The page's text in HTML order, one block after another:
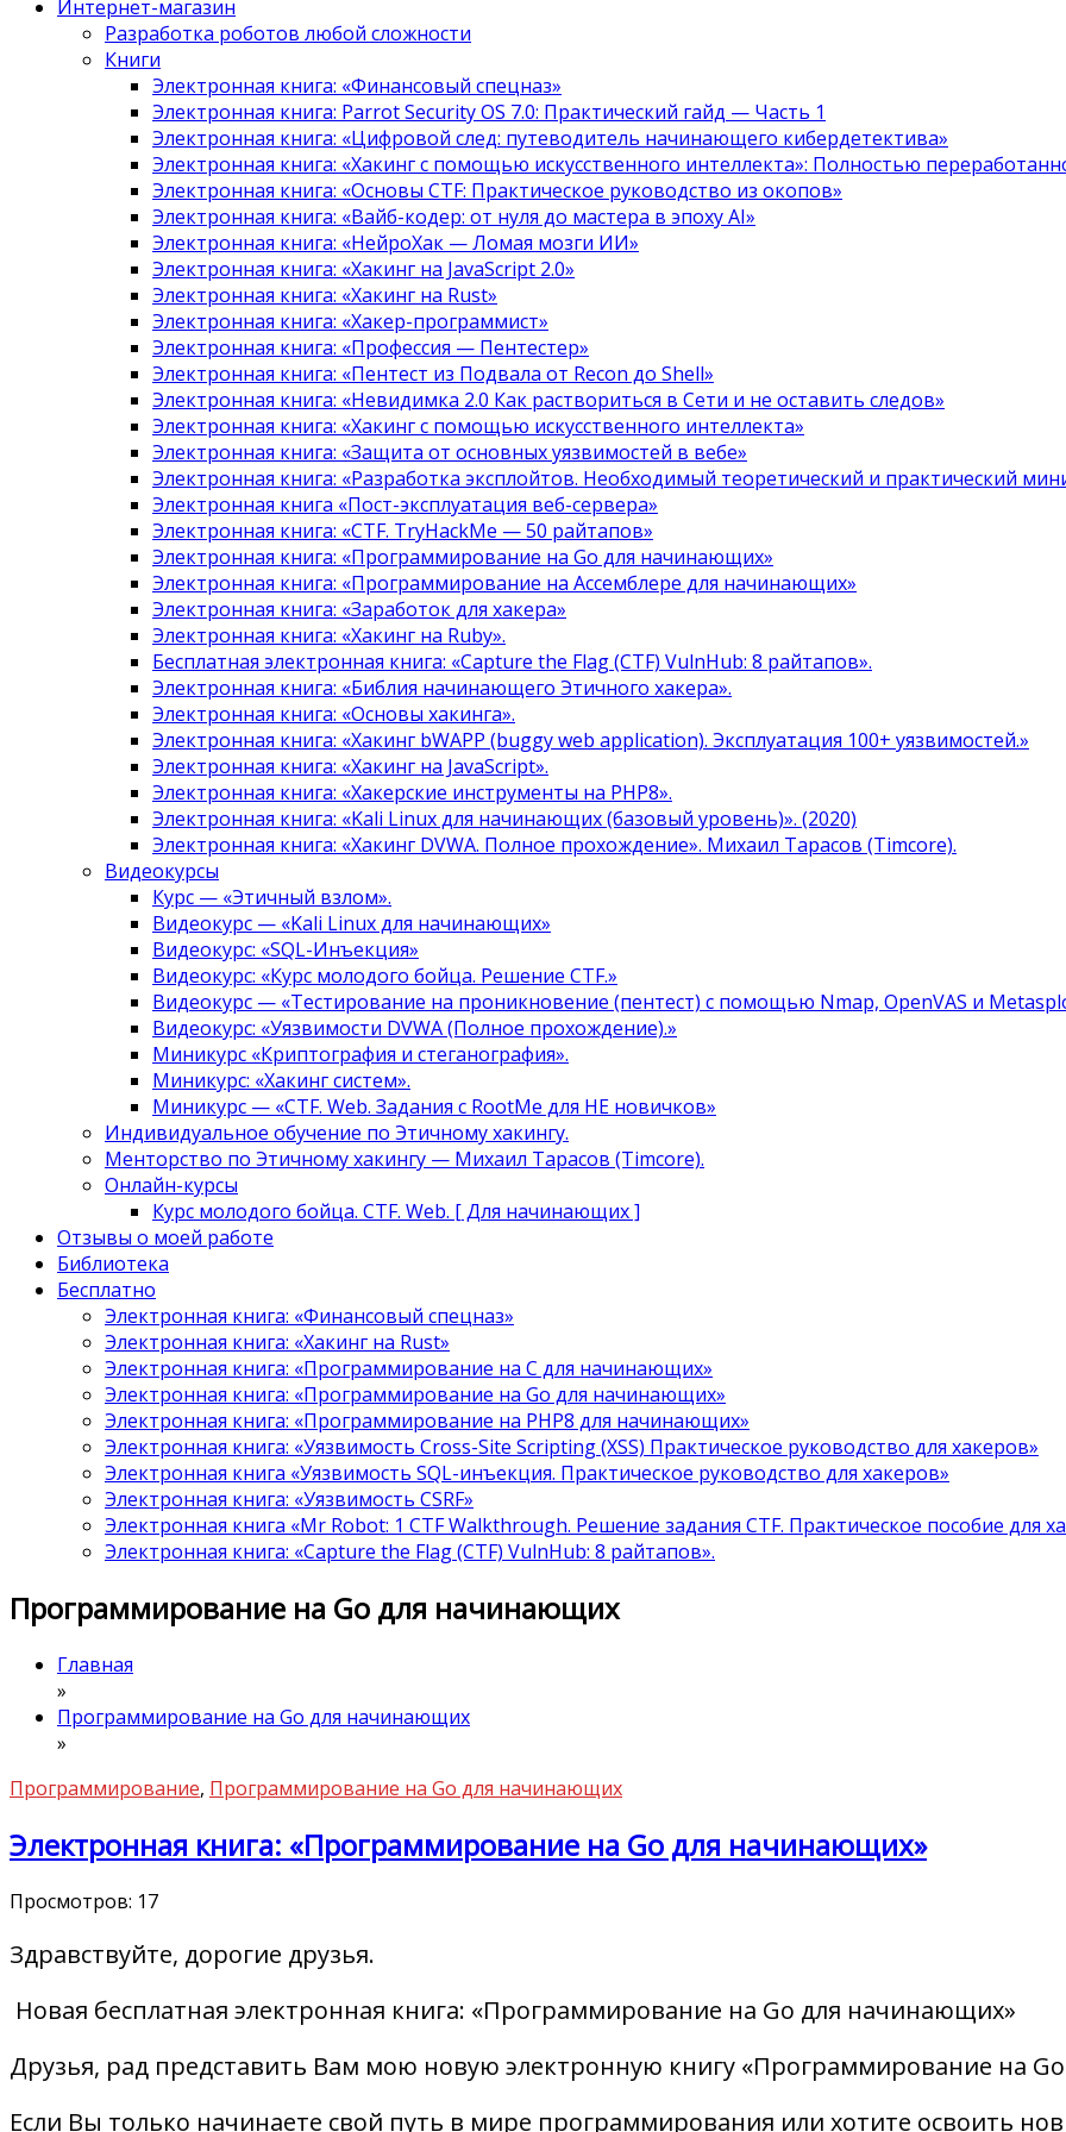
Интернет-магазин
Разработка роботов любой сложности
Книги
Электронная книга: «Финансовый спецназ»
Электронная книга: Parrot Security OS 7.0: Практический гайд — Часть 1
Электронная книга: «Цифровой след: путеводитель начинающего кибердетектива»
Электронная книга: «Хакинг с помощью искусственного интеллекта»: Полностью
Электронная книга: «Основы CTF: Практическое руководство из окопов»
Электронная книга: «Вайб-кодер: от нуля до мастера в эпоху AI»
Электронная книга: «НейроХак — Ломая мозги ИИ»
Электронная книга: «Хакинг на JavaScript 2.0»
Электронная книга: «Хакинг на Rust»
Электронная книга: «Хакер-программист»
Электронная книга: «Профессия — Пентестер»
Электронная книга: «Пентест из Подвала от Recon до Shell»
Электронная книга: «Невидимка 2.0 Как раствориться в Сети и не оставить следов»
Электронная книга: «Хакинг с помощью искусственного интеллекта»
Электронная книга: «Защита от основных уязвимостей в вебе»
Электронная книга: «Разработка эксплойтов. Необходимый теоретический и практический
Электронная книга «Пост-эксплуатация веб-сервера»
Электронная книга: «CTF. TryHackMe — 50 райтапов»
Электронная книга: «Программирование на Go для начинающих»
Электронная книга: «Программирование на Ассемблере для начинающих»
Электронная книга: «Заработок для хакера»
Электронная книга: «Хакинг на Ruby».
Бесплатная электронная книга: «Capture the Flag (CTF) VulnHub: 8 райтапов».
Электронная книга: «Библия начинающего Этичного хакера».
Электронная книга: «Основы хакинга».
Электронная книга: «Хакинг bWAPP (buggy web application). Эксплуатация 100+ уязвимостей.»
Электронная книга: «Хакинг на JavaScript».
Электронная книга: «Хакерские инструменты на PHP8».
Электронная книга: «Kali Linux для начинающих (базовый уровень)». (2020)
Электронная книга: «Хакинг DVWA. Полное прохождение». Михаил Тарасов (Timcore).
Видеокурсы
Курс — «Этичный взлом».
Видеокурс — «Kali Linux для начинающих»
Видеокурс: «SQL-Инъекция»
Видеокурс: «Курс молодого бойца. Решение CTF.»
Видеокурс — «Тестирование на проникновение (пентест) с помощью Nmap, OpenVAS и
Видеокурс: «Уязвимости DVWA (Полное прохождение).»
Миникурс «Криптография и стеганография».
Миникурс: «Хакинг систем».
Миникурс — «CTF. Web. Задания с RootMe для НЕ новичков»
Индивидуальное обучение по Этичному хакингу.
Менторство по Этичному хакингу — Михаил Тарасов (Timcore).
Онлайн-курсы
Курс молодого бойца. CTF. Web. [ Для начинающих ]
Отзывы о моей работе
Библиотека
Бесплатно
Электронная книга: «Финансовый спецназ»
Электронная книга: «Хакинг на Rust»
Электронная книга: «Программирование на C для начинающих»
Электронная книга: «Программирование на Go для начинающих»
Электронная книга: «Программирование на PHP8 для начинающих»
Электронная книга: «Уязвимость Cross-Site Scripting (XSS) Практическое руководство для хакеров»
Электронная книга «Уязвимость SQL-инъекция. Практическое руководство для хакеров»
Электронная книга: «Уязвимость CSRF»
Электронная книга «Mr Robot: 1 CTF Walkthrough. Решение задания CTF. Практическое пособие для
Электронная книга: «Capture the Flag (CTF) VulnHub: 8 райтапов».
Программирование на Go для начинающих
Главная
»
Программирование на Go для начинающих
»
Программирование, Программирование на Go для начинающих
Электронная книга: «Программирование на Go для начинающих»
Просмотров: 17
Здравствуйте, дорогие друзья.
Новая бесплатная электронная книга: «Программирование на Go для начинающих»
Друзья, рад представить Вам мою новую электронную книгу «Программирование на
Если Вы только начинаете свой путь в мире программирования или хотите освоить